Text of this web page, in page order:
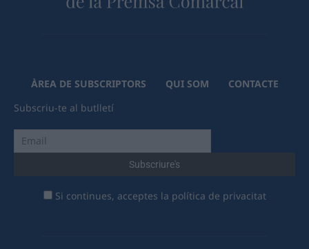
ÀREA DE SUBSCRIPTORS QUI SOM
CONTACTE
Subscriu-te al butlletí
Si continues, acceptes la política de privacitat